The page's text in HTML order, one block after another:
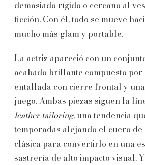
demasiado rígido o cercano al
ficción. Con él, todo se mueve
mucho más glam y portable.
La actriz apareció con un
acabado brillante compuesto
entallada con cierre frontal y
juego. Ambas piezas siguen la
leather tailoring, una tendencia
temporadas alejando el cuero
clásica para convertirlo en una
sastrería de alto impacto visual.